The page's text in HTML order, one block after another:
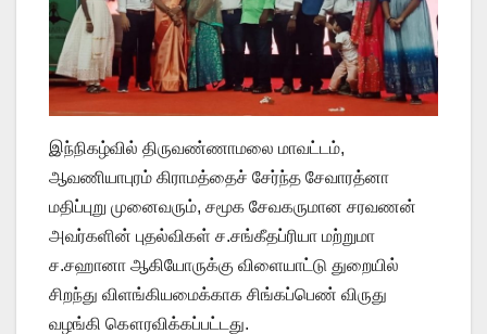
இந்நிகழ்வில் திருவண்ணாமலை மாவட்டம்,
ஆவணியாபுரம் கிராமத்தைச் சேர்ந்த சேவாரத்னா
மதிப்புறு முனைவரும், சமூக சேவகருமான சரவணன்
அவர்களின் புதல்விகள் ச.சங்கீதப்ரியா மற்றுமா
ச.சஹானா ஆகியோருக்கு விளையாட்டு துறையில்
சிறந்து விளங்கியமைக்காக சிங்கப்பெண் விருது
வழங்கி கௌரவிக்கப்பட்டது.